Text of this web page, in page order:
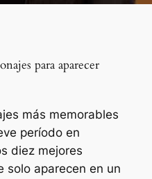
para aparecer
más memorables
período en
diez mejores
solo aparecen en un